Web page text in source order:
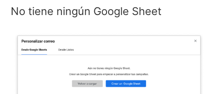
No tiene ningún Google Sheet